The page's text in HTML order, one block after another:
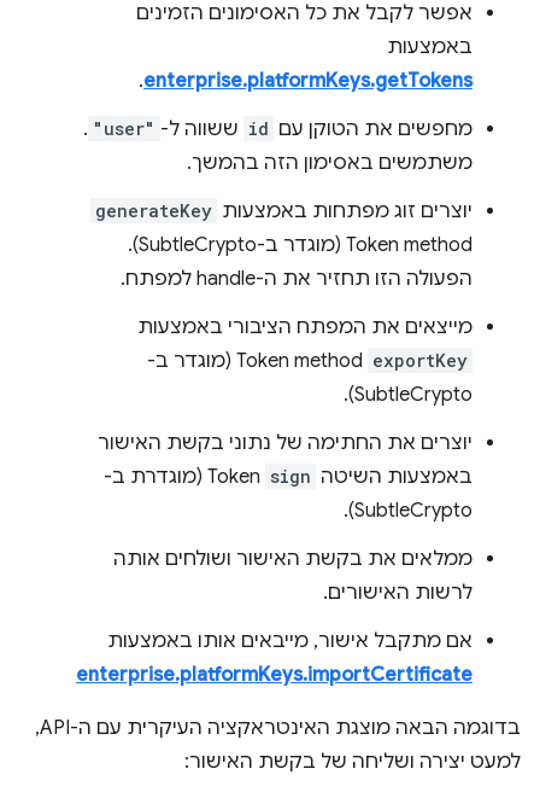
אפשר לקבל את כל האסימונים הזמינים
באמצעות
enterprise.platformKeys.getTokens
.
מחפשים את הטוקן עם id ששווה ל- "user"
.
משתמשים באסימון הזה בהמשך.
יוצרים זוג מפתחות באמצעות generateKey
Token method (מוגדר ב-SubtleCrypto).
הפעולה הזו תחזיר את ה-handle למפתח.
מייצאים את המפתח הציבורי באמצעות
exportKey
Token method (מוגדר ב-
SubtleCrypto).
יוצרים את החתימה של נתוני בקשת האישור
באמצעות השיטה sign
Token (מוגדרת ב-
SubtleCrypto).
ממלאים את בקשת האישור ושולחים אותה
לרשות האישורים.
אם מתקבל אישור, מייבאים אותו באמצעות
enterprise.platformKeys.importCertificate
בדוגמה הבאה מוצגת האינטראקציה העיקרית עם ה-API,
למעט יצירה ושליחה של בקשת האישור: